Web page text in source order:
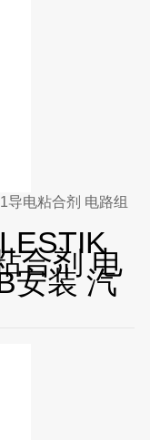
导电粘合剂 电路组
合剂 电
安装 汽